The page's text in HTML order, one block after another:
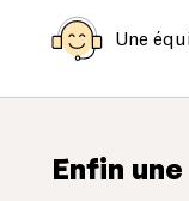
Une
Enfin